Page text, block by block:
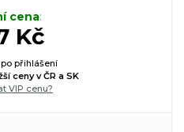
cena:
Kč
přihlášení
ceny v ČR a SK
VIP cenu?